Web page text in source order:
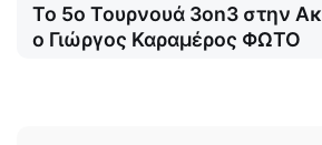
Το 5ο Τουρνουά 3on3 στην
ο Γιώργος Καραμέρος ΦΩΤΟ